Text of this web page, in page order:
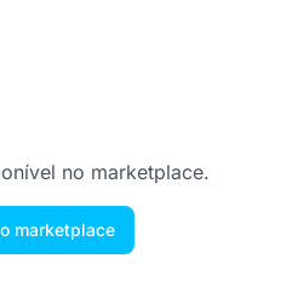
no marketplace.
marketplace